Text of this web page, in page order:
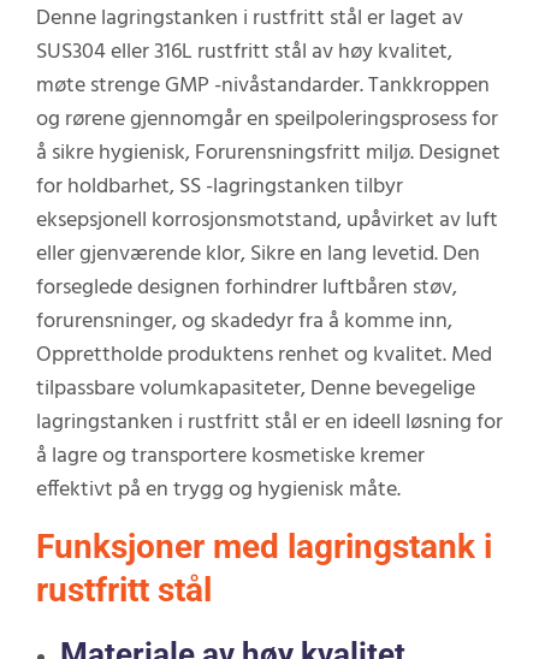
Denne lagringstanken i rustfritt stål er laget av
SUS304 eller 316L rustfritt stål av høy kvalitet,
møte strenge GMP -nivåstandarder. Tankkroppen
og rørene gjennomgår en speilpoleringsprosess for
å sikre hygienisk, Forurensningsfritt miljø. Designet
for holdbarhet, SS -lagringstanken tilbyr
eksepsjonell korrosjonsmotstand, upåvirket av luft
eller gjenværende klor, Sikre en lang levetid. Den
forseglede designen forhindrer luftbåren støv,
forurensninger, og skadedyr fra å komme inn,
Opprettholde produktens renhet og kvalitet. Med
tilpassbare volumkapasiteter, Denne bevegelige
lagringstanken i rustfritt stål er en ideell løsning for
å lagre og transportere kosmetiske kremer
effektivt på en trygg og hygienisk måte.
Funksjoner med lagringstank i
rustfritt stål